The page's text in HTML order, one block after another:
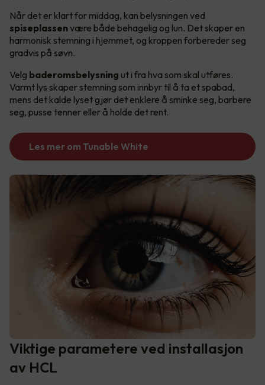
Når det er klart for middag, kan belysningen ved
spiseplassenvære både behagelig og lun. Det skaper en
harmonisk stemning i hjemmet, og kroppen forbereder seg
gradvis på søvn.
Velg baderomsbelysning ut i fra hva som skal utføres.
Varmt lys skaper stemning som innbyr til å ta et spabad,
mens det kalde lyset gjør det enklere å sminke seg, barbere
seg, pusse tenner eller å holde det rent.
Les mer om Tunable White
Viktige parametere ved installasjon
av HCL